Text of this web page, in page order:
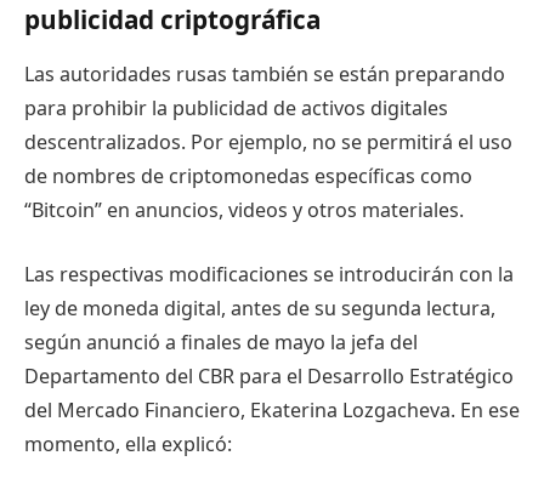
publicidad criptográfica
Las autoridades rusas también se están preparando
para prohibir la publicidad de activos digitales
descentralizados. Por ejemplo, no se permitirá el uso
de nombres de criptomonedas específicas como
“Bitcoin” en anuncios, videos y otros materiales.
Las respectivas modificaciones se introducirán con la
ley de moneda digital, antes de su segunda lectura,
según anunció a finales de mayo la jefa del
Departamento del CBR para el Desarrollo Estratégico
del Mercado Financiero, Ekaterina Lozgacheva. En ese
momento, ella explicó: